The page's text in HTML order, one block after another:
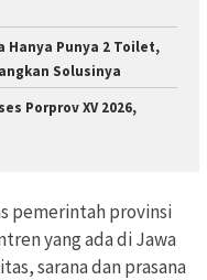
Hanya Punya 2 Toilet,
Solusinya
Porprov XV 2026,
pemerintah provinsi
yang ada di Jawa
sarana dan prasana